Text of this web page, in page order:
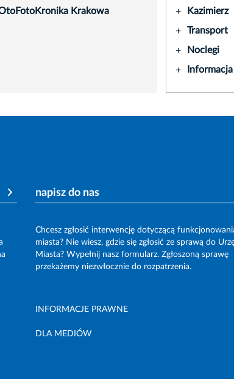
Krakowa + Kazimierz
+ Transport
+ Noclegi
+ Informacja
napisz do nas
Chcesz zgłosić interwencję dotyczącą
miasta? Nie wiesz, gdzie się zgłosić ze sprawą do
Miasta? Wypełnij nasz formularz. Zgłoszoną sprawę
przekażemy niezwłocznie do rozpatrzenia.
INFORMACJE PRAWNE
DLA MEDIÓW